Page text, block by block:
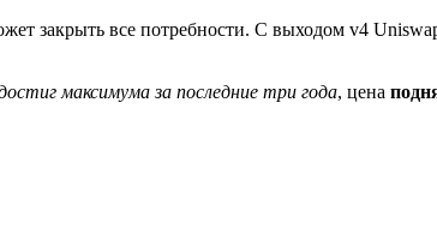
закрыть все потребности. С выходом v4
максимума за последние три года, цена